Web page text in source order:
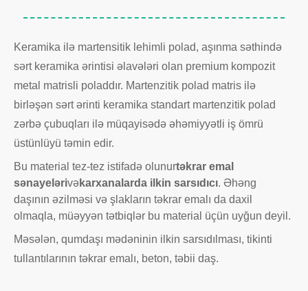
Keramika ilə martensitik lehimli polad, aşınma səthində
sərt keramika ərintisi əlavələri olan premium kompozit
metal matrisli poladdır. Martenzitik polad matris ilə
birləşən sərt ərinti keramika standart martenzitik polad
zərbə çubuqları ilə müqayisədə əhəmiyyətli iş ömrü
üstünlüyü təmin edir.
Bu material tez-tez istifadə olunurtəkrar emal
sənayelərivəkarxanalarda ilkin sarsıdıcı. Əhəng
daşının əzilməsi və şlakların təkrar emalı da daxil
olmaqla, müəyyən tətbiqlər bu material üçün uyğun deyil.
Məsələn, qumdaşı mədəninin ilkin sarsıdılması, tikinti
tullantılarının təkrar emalı, beton, təbii daş.